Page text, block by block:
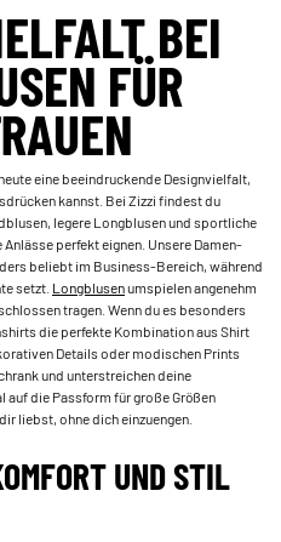
BEI
FÜR
eine beeindruckende Designvielfalt,
kannst. Bei Zizzi findest du
legere Longblusen und sportliche
perfekt eignen. Unsere Damen-
beliebt im Business-Bereich, während
setzt. Longblusenumspielen angenehm
tragen. Wenn du es besonders
die perfekte Kombination aus Shirt
Details oder modischen Prints
und unterstreichen deine
die Passform für große Größen
liebst, ohne dich einzuengen.
UND STIL